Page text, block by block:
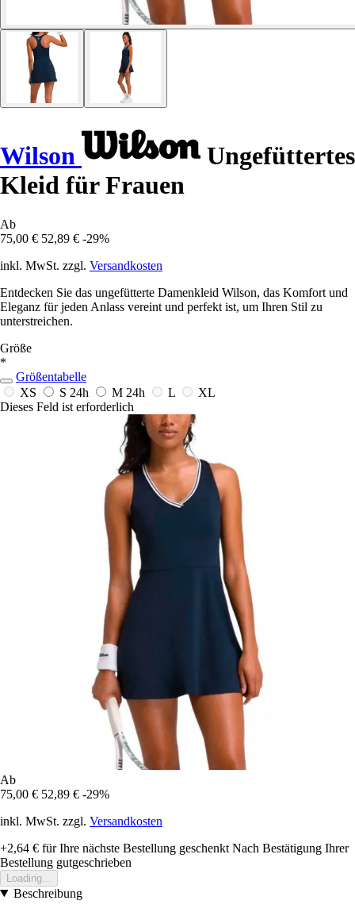
Wilson
Ungefüttertes
Kleid für Frauen
Ab
75,00 € 52,89 € -29%
inkl. MwSt. zzgl. Versandkosten
Entdecken Sie das ungefütterte Damenkleid Wilson, das Komfort und
Eleganz für jeden Anlass vereint und perfekt ist, um Ihren Stil zu
unterstreichen.
Größe
*
Größentabelle
XS
S 24h M 24h L
XL
Dieses Feld ist erforderlich
Ab
75,00 € 52,89 € -29%
inkl. MwSt. zzgl. Versandkosten
+2,64 € für Ihre nächste Bestellung geschenkt Nach Bestätigung Ihrer
Bestellung gutgeschrieben
Loading...
Beschreibung